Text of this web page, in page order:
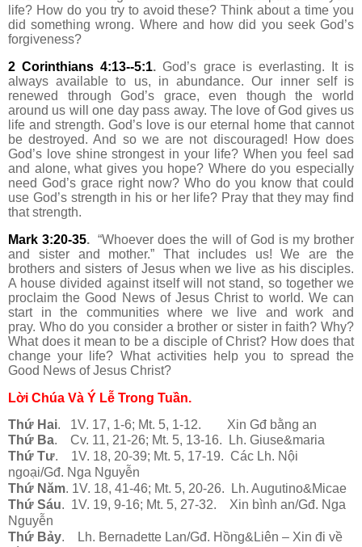
life? How do you try to avoid these? Think about a time you
did something wrong. Where and how did you seek God’s
forgiveness?
2 Corinthians 4:13--5:1.God’s grace is everlasting. It is
always available to us, in abundance. Our inner self is
renewed through God’s grace, even though the world
around us will one day pass away. The love of God gives us
life and strength. God’s love is our eternal home that cannot
be destroyed. And so we are not discouraged! How does
God’s love shine strongest in your life? When you feel sad
and alone, what gives you hope? Where do you especially
need God’s grace right now? Who do you know that could
use God’s strength in his or her life? Pray that they may find
that strength.
Mark 3:20-35. “Whoever does the will of God is my brother
and sister and mother.” That includes us! We are the
brothers and sisters of Jesus when we live as his disciples.
A house divided against itself will not stand, so together we
proclaim the Good News of Jesus Christ to world. We can
start in the communities where we live and work and
pray. Who do you consider a brother or sister in faith? Why?
What does it mean to be a disciple of Christ? How does that
change your life? What activities help you to spread the
Good News of Jesus Christ?
Lời Chúa Và Ý Lễ Trong Tuần.
Thứ Hai. 1V. 17, 1-6; Mt. 5, 1-12. Xin Gđ bằng an
Thứ Ba. Cv. 11, 21-26; Mt. 5, 13-16. Lh. Giuse&maria
Thứ Tư. 1V. 18, 20-39; Mt. 5, 17-19. Các Lh. Nội
ngoại/Gđ. Nga Nguyễn
Thứ Năm. 1V. 18, 41-46; Mt. 5, 20-26. Lh. Augutino&Micae
Thứ Sáu. 1V. 19, 9-16; Mt. 5, 27-32. Xin bình an/Gđ. Nga
Nguyễn
Thứ Bảy. Lh. Bernadette Lan/Gđ. Hồng&Liên – Xin đi về